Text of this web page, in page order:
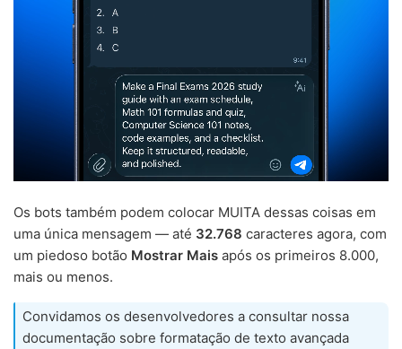
Os bots também podem colocar MUITA dessas coisas em
uma única mensagem — até 32.768 caracteres agora, com
um piedoso botão Mostrar Mais após os primeiros 8.000,
mais ou menos.
Convidamos os desenvolvedores a consultar nossa
documentação sobre formatação de texto avançada